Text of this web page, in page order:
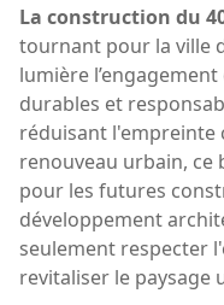
La construction du
tournant pour la ville
lumière
durables et
réduisant l'empreinte
renouveau urbain, ce
pour les futures
développement
seulement respecter
revitaliser le paysage